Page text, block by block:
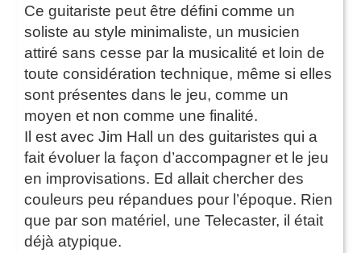
Ce guitariste peut être défini comme un
soliste au style minimaliste, un musicien
attiré sans cesse par la musicalité et loin de
toute considération technique, même si elles
sont présentes dans le jeu, comme un
moyen et non comme une finalité.
Il est avec Jim Hall un des guitaristes qui a
fait évoluer la façon d’accompagner et le jeu
en improvisations. Ed allait chercher des
couleurs peu répandues pour l’époque. Rien
que par son matériel, une Telecaster, il était
déjà atypique.